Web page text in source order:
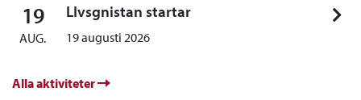
19
AUG.
LIvsgnistan startar
19 augusti 2026
Alla aktiviteter